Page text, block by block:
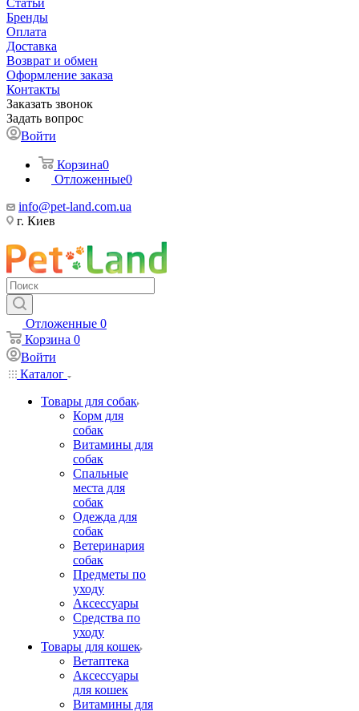
Статьи
Бренды
Оплата
Доставка
Возврат и обмен
Оформление заказа
Контакты
Заказать звонок
Задать вопрос
Войти
Корзина0
Отложенные0
info@pet-land.com.ua
г. Киев
Отложенные 0
Корзина 0
Войти
Каталог
Товары для собак
Корм для
собак
Витамины для
собак
Спальные
места для
собак
Одежда для
собак
Ветеринария
собак
Предметы по
уходу
Аксессуары
Средства по
уходу
Товары для кошек
Ветаптека
Аксессуары
для кошек
Витамины для